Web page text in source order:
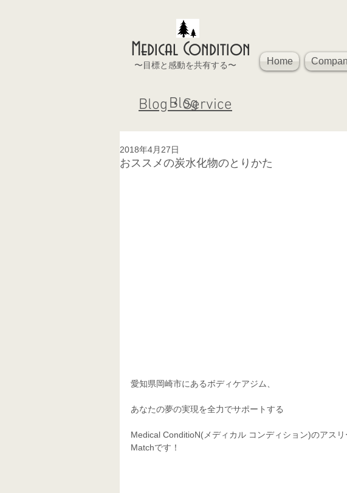
Medical Condition
〜目標と感動を共有する〜 Home
Blog
Blog・Service
おススメの炭水化物のとりかた
2018年4月27日
愛知県岡崎市にあるボディケアジム、
あなたの夢の実現を全力でサポートする
Medical ConditioN(メディカル コンディション)のアス
Matchです！